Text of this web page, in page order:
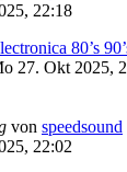
22:18
80’s
27. Okt 2025,
von speedsound
22:02